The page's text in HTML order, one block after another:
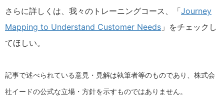
さらに詳しくは、我々のトレーニングコース、「Journey
Mapping to Understand Customer Needs 」をチェックし
てほしい。
記事で述べられている意見・見解は執筆者等のものであり、株式会
社イードの公式な立場・方針を示すものではありません。